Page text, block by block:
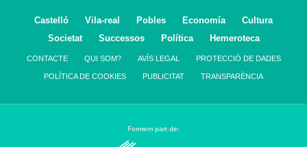
Castelló Vila-real Pobles Economía
Cultura
Societat
Successos Política Hemeroteca
CONTACTE QUI SOM? AVÍS LEGAL PROTECCIÓ DE DADES
POLÍTICA DE COOKIES PUBLICITAT TRANSPARÈNCIA
Formem part de: